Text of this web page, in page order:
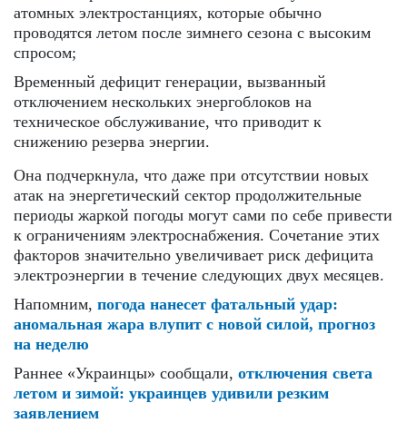
атомных электростанциях, которые обычно
проводятся летом после зимнего сезона с высоким
спросом;
Временный дефицит генерации, вызванный
отключением нескольких энергоблоков на
техническое обслуживание, что приводит к
снижению резерва энергии.
Она подчеркнула, что даже при отсутствии новых
атак на энергетический сектор продолжительные
периоды жаркой погоды могут сами по себе привести
к ограничениям электроснабжения. Сочетание этих
факторов значительно увеличивает риск дефицита
электроэнергии в течение следующих двух месяцев.
Напомним, погода нанесет фатальный удар:
аномальная жара влупит с новой силой, прогноз
на неделю
Раннее «Украинцы» сообщали, отключения света
летом и зимой: украинцев удивили резким
заявлением